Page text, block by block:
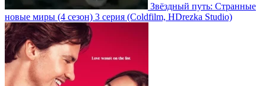
Звёздный путь: Странные
новые миры (4 сезон) 3 серия (Coldfilm, HDrezka Studio)